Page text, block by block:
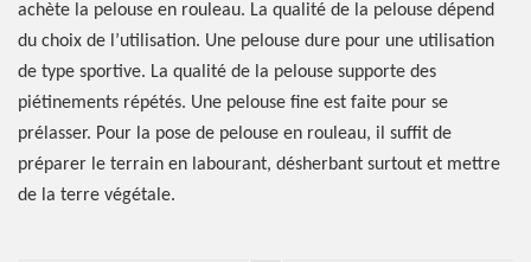
achète la pelouse en rouleau. La qualité de la pelouse dépend
du choix de l’utilisation. Une pelouse dure pour une utilisation
de type sportive. La qualité de la pelouse supporte des
piétinements répétés. Une pelouse fine est faite pour se
prélasser. Pour la pose de pelouse en rouleau, il suffit de
préparer le terrain en labourant, désherbant surtout et mettre
de la terre végétale.